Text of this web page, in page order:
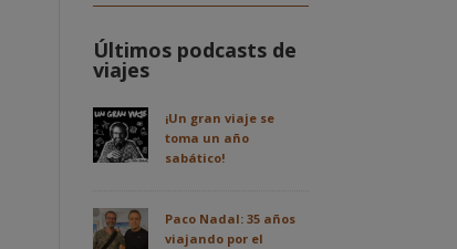
Últimos podcasts de
viajes
¡Un gran viaje se
toma un año
sabático!
Paco Nadal: 35 años
viajando por el